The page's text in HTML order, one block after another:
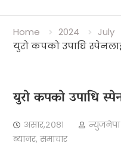
Home 2024 July
युरो कपको उपाधि
युरो कपको उपाधि
असार,२०८१
ब्यानर, समाचार